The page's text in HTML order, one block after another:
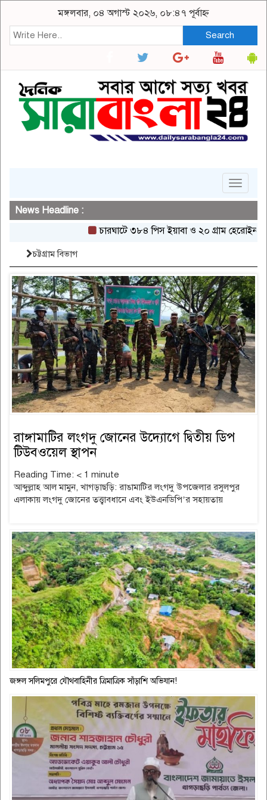
মঙ্গলবার, ০৪ অগাস্ট ২০২৬, ০৮:৪৭ পূর্বাহ্ন
Search
Toggle
News Headline :
চারঘাটে ৩৮৪ পিস ইয়াবা ও ২০ গ্রাম হেরোইনসহ একজন
চট্টগ্রাম বিভাগ
রাঙ্গামাটির লংগদু জোনের উদ্যোগে দ্বিতীয় ডিপ
টিউবওয়েল স্থাপন
Reading Time: < 1 minute
আব্দুল্লাহ আল মামুন, খাগড়াছড়ি: রাঙামাটির লংগদু উপজেলার রসুলপুর
এলাকায় লংগদু জোনের তত্ত্বাবধানে এবং ইউএনডিপি’র সহায়তায়
জঙ্গল সলিমপুরে যৌথবাহিনীর ত্রিমাত্রিক সাঁড়াশি অভিযান!